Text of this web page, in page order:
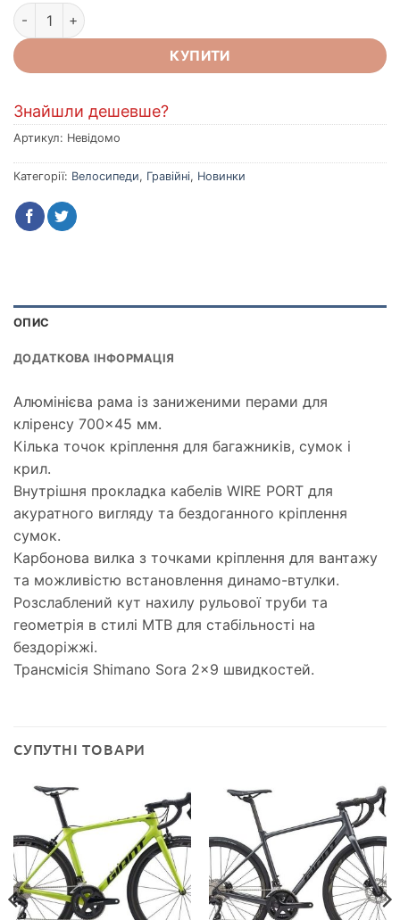
Велосипед MERIDA SILEX 200 II1 CRAYON TEAL(BLACK/
КУПИТИ
Знайшли дешевше?
Артикул: Невідомо
Категорії: Велосипеди, Гравійні, Новинки
ОПИС
ДОДАТКОВА ІНФОРМАЦІЯ
Алюмінієва рама із заниженими перами для
кліренсу 700×45 мм.
Кілька точок кріплення для багажників, сумок і
крил.
Внутрішня прокладка кабелів WIRE PORT для
акуратного вигляду та бездоганного кріплення
сумок.
Карбонова вилка з точками кріплення для вантажу
та можливістю встановлення динамо-втулки.
Розслаблений кут нахилу рульової труби та
геометрія в стилі MTB для стабільності на
бездоріжжі.
Трансмісія Shimano Sora 2×9 швидкостей.
СУПУТНІ ТОВАРИ